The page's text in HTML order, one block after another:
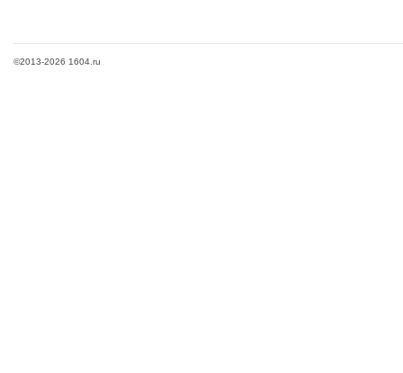
©2013-2026 1604.ru